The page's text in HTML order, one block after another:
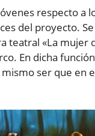
respecto a
del proyecto.
teatral «La mujer
En dicha
ser que en